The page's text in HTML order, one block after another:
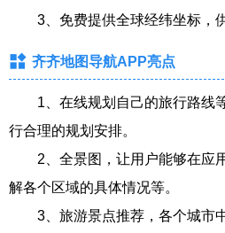
3、免费提供全球经纬坐标，供
齐齐地图导航APP亮点
1、在线规划自己的旅行路线
行合理的规划安排。
2、全景图，让用户能够在应
解各个区域的具体情况等。
3、旅游景点推荐，各个城市